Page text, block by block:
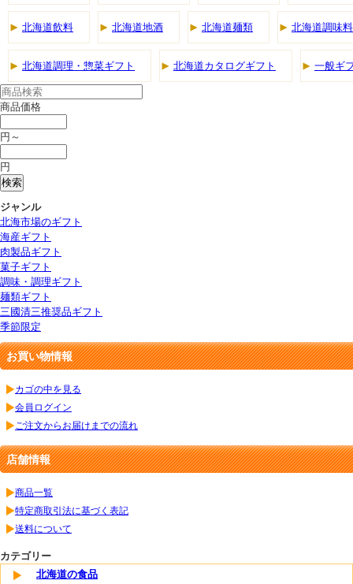
北海道飲料 北海道地酒 北海道麺類 北海道調味料
北海道調理・惣菜ギフト 北海道カタログギフト 一般ギ
商品価格
円～
円
ジャンル
北海市場のギフト
海産ギフト
肉製品ギフト
菓子ギフト
調味・調理ギフト
麺類ギフト
三國清三推奨品ギフト
季節限定
お買い物情報
カゴの中を見る
会員ログイン
ご注文からお届けまでの流れ
店舗情報
商品一覧
特定商取引法に基づく表記
送料について
カテゴリー
北海道の食品